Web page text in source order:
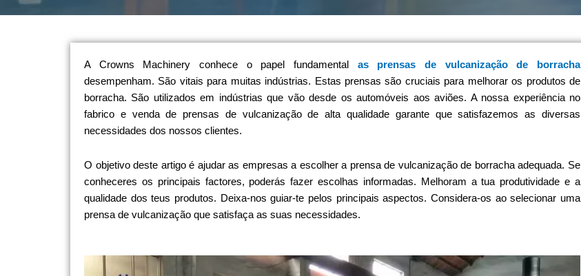
A Crowns Machinery conhece o papel fundamental as prensas de vulcanização de borracha
desempenham. São vitais para muitas indústrias. Estas prensas são cruciais para melhorar os produtos de
borracha. São utilizados em indústrias que vão desde os automóveis aos aviões. A nossa experiência no
fabrico e venda de prensas de vulcanização de alta qualidade garante que satisfazemos as diversas
necessidades dos nossos clientes.
O objetivo deste artigo é ajudar as empresas a escolher a prensa de vulcanização de borracha adequada. Se
conheceres os principais factores, poderás fazer escolhas informadas. Melhoram a tua produtividade e a
qualidade dos teus produtos. Deixa-nos guiar-te pelos principais aspectos. Considera-os ao selecionar uma
prensa de vulcanização que satisfaça as suas necessidades.